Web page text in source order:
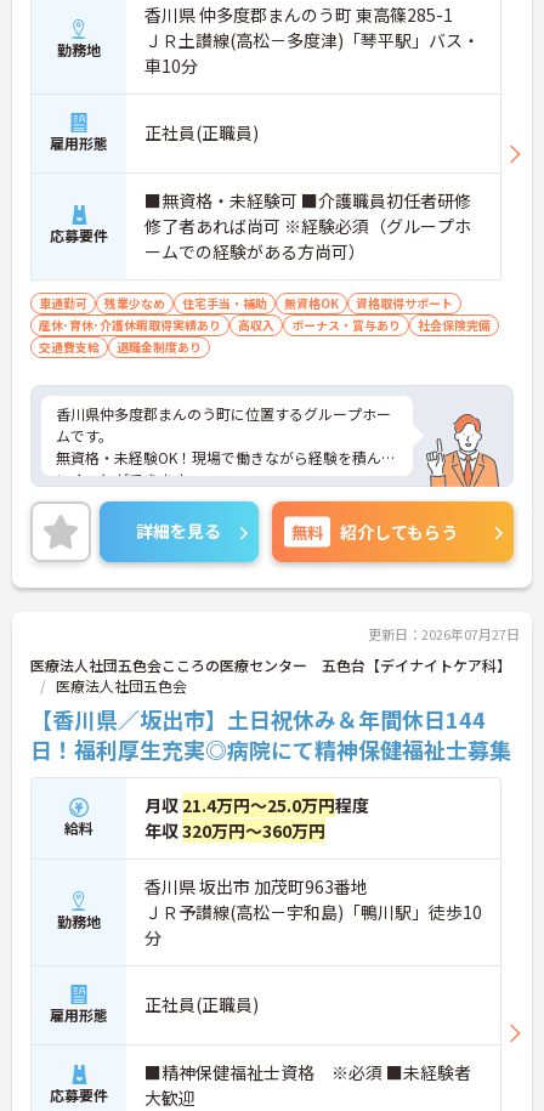
勤務地
香川県 仲多度郡まんのう町 東高篠285-1
ＪＲ土讃線(高松－多度津)「琴平駅」バス・
車10分
雇用形態 正社員(正職員)
応募要件
■無資格・未経験可 ■介護職員初任者研修
修了者あれば尚可 ※経験必須（グループホ
ームでの経験がある方尚可）
車通勤可 残業少なめ 住宅手当・補助 無資格OK
資格取得サポート
産休･育休･介護休暇取得実績あり
高収入 ボーナス・賞与あり
社会保険完備
交通費支給
退職金制度あり
香川県仲多度郡まんのう町に位置するグループホー
ムです。
無資格・未経験OK！現場で働きながら経験を積んで
いくことができます。
マイカー通勤可能なので行き帰りがスムーズです。
ご興味をお持ちの方はお気軽にお問い合わせくださ
い。
詳細を見る 無料 紹介してもらう
更新日：2026年07月27日
医療法人社団五色会こころの医療センター 五色台【デイナイトケア科】
医療法人社団五色会
【香川県／坂出市】土日祝休み＆年間休日144
日！福利厚生充実◎病院にて精神保健福祉士募集
給料
月収 21.4万円～25.0万円程度
年収320万円～360万円
勤務地
香川県 坂出市 加茂町963番地
ＪＲ予讃線(高松－宇和島)「鴨川駅」徒歩10
分
雇用形態 正社員(正職員)
応募要件
■精神保健福祉士資格 ※必須 ■未経験者
大歓迎